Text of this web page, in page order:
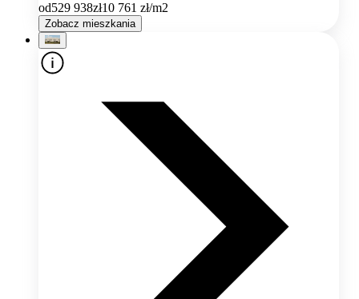
od529 938zł10 761 zł/m2
Zobacz mieszkania